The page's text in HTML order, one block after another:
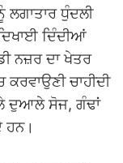
ਲਗਾਤਾਰ ਧੁੰਦਲੀ
ਦਿੰਦੀਆਂ
ਨਜ਼ਰ ਦਾ ਖੇਤਰ
ਚਾਹੀਦੀ
ਦੁਆਲੇ ਸੋਜ, ਗੰਢਾਂ
ਹਨ।